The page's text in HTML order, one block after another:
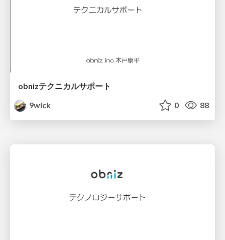
obnizテクニカルサポート
9wick
0 88